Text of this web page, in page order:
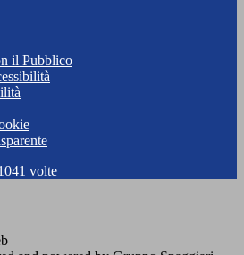
il Pubblico
volte